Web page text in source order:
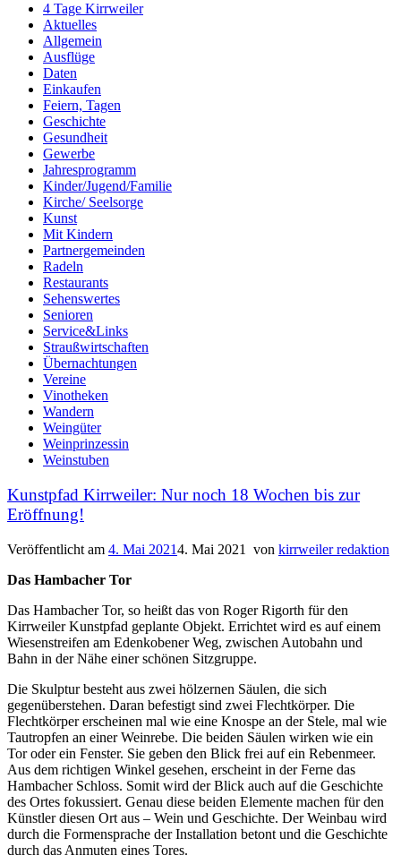
4 Tage Kirrweiler
Aktuelles
Allgemein
Ausflüge
Daten
Einkaufen
Feiern, Tagen
Geschichte
Gesundheit
Gewerbe
Jahresprogramm
Kinder/Jugend/Familie
Kirche/ Seelsorge
Kunst
Mit Kindern
Partnergemeinden
Radeln
Restaurants
Sehenswertes
Senioren
Service&Links
Straußwirtschaften
Übernachtungen
Vereine
Vinotheken
Wandern
Weingüter
Weinprinzessin
Weinstuben
Kunstpfad Kirrweiler: Nur noch 18 Wochen bis zur
Eröffnung!
Veröffentlicht am 4. Mai 20214. Mai 2021 von kirrweiler redaktion
Das Hambacher Tor
Das Hambacher Tor, so heißt das von Roger Rigorth für den
Kirrweiler Kunstpfad geplante Objekt. Errichtet wird es auf einem
Wiesenstreifen am Edenkobener Weg, zwischen Autobahn und
Bahn in der Nähe einer schönen Sitzgruppe.
Die Skulptur besteht aus zwei hölzernen Säulen, die sich
gegenüberstehen. Daran befestigt sind zwei Flechtkörper. Die
Flechtkörper erscheinen mal wie eine Knospe an der Stele, mal wie
Tautropfen an einer Weinrebe. Die beiden Säulen wirken wie ein
Tor oder ein Fenster. Sie geben den Blick frei auf ein Rebenmeer.
Aus dem richtigen Winkel gesehen, erscheint in der Ferne das
Hambacher Schloss. Somit wird der Blick auch auf die Geschichte
des Ortes fokussiert. Genau diese beiden Elemente machen für den
Künstler diesen Ort aus – Wein und Geschichte. Der Weinbau wird
durch die Formensprache der Installation betont und die Geschichte
durch das Anmuten eines Tores.